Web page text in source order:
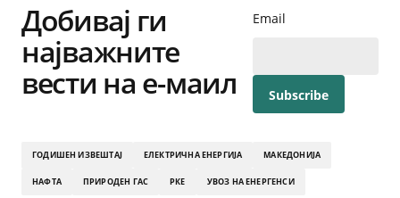
Добивај ги
најважните
вести на е-маил
Email
ГОДИШЕН ИЗВЕШТАЈ ЕЛЕКТРИЧНА ЕНЕРГИЈА МАКЕДОНИЈА
НАФТА ПРИРОДЕН ГАС РКЕ УВОЗ НА ЕНЕРГЕНСИ